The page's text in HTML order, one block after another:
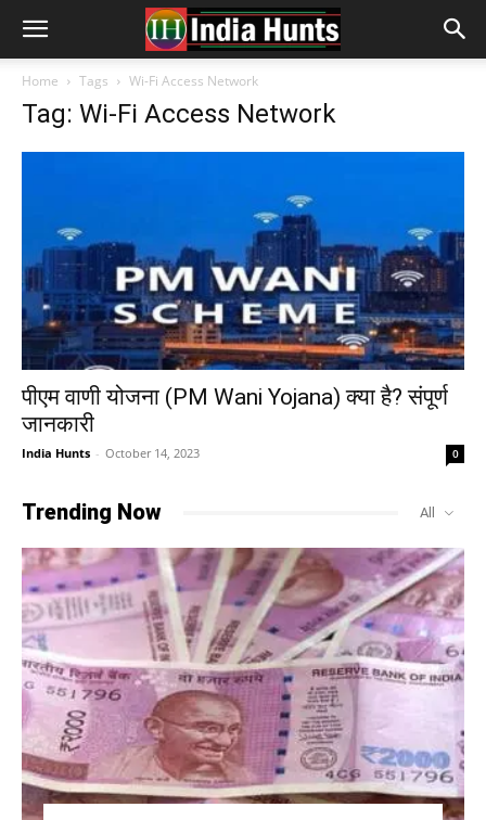
Home Tags Wi-Fi Access Network
Tag: Wi-Fi Access Network
पीएम वाणी योजना (PM Wani Yojana) क्या है? संपूर्ण
जानकारी
India Hunts - October 14, 2023 0
Trending Now All